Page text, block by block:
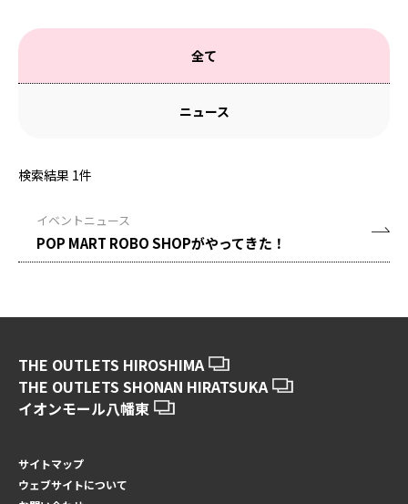
全て
ニュース
検索結果 1件
イベントニュース
POP MART ROBO SHOPがやってきた！
THE OUTLETS HIROSHIMA
THE OUTLETS SHONAN HIRATSUKA
イオンモール八幡東
サイトマップ
ウェブサイトについて